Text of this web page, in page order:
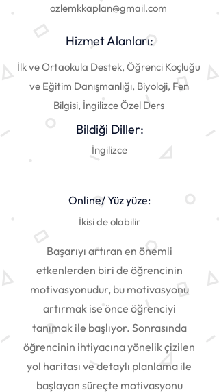
ozlemkkaplan@gmail.com
Hizmet Alanları:
İlk ve Ortaokula Destek, Öğrenci Koçluğu
ve Eğitim Danışmanlığı, Biyoloji, Fen
Bilgisi, İngilizce Özel Ders
Bildiği Diller:
İngilizce
Online/ Yüz yüze:
İkisi de olabilir
Başarıyı artıran en önemli
etkenlerden biri de öğrencinin
motivasyonudur, bu motivasyonu
artırmak ise önce öğrenciyi
tanımak ile başlıyor. Sonrasında
öğrencinin ihtiyacına yönelik çizilen
yol haritası ve detaylı planlama ile
başlayan süreçte motivasyonu